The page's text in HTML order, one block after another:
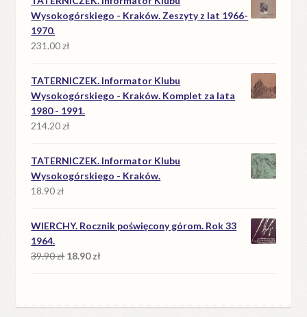
Wysokogórskiego - Kraków. Zeszyty z lat 1966-
1970.
231.00zł
TATERNICZEK. Informator Klubu
Wysokogórskiego - Kraków. Komplet za lata
1980 - 1991.
214.20zł
TATERNICZEK. Informator Klubu
Wysokogórskiego - Kraków.
18.90zł
WIERCHY. Rocznik poświęcony górom. Rok 33
1964.
39.90zł Pierwotna
18.90złAktualna